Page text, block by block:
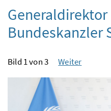
Generaldirektor
Bundeskanzler
Bild 1 von 3 Weiter